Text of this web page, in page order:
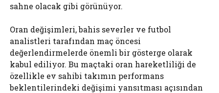
sahne olacak gibi görünüyor.
Oran değişimleri, bahis severler ve futbol
analistleri tarafından maç öncesi
değerlendirmelerde önemli bir gösterge olarak
kabul ediliyor. Bu maçtaki oran hareketliliği de
özellikle ev sahibi takımın performans
beklentilerindeki değişimi yansıtması açısından